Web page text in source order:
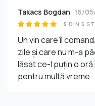
Takacs Bogdan 16/
5 DIN 5
Un vin care îl
zile și care nu m-a
lăsat ce-l puțin o
pentru multă vreme...